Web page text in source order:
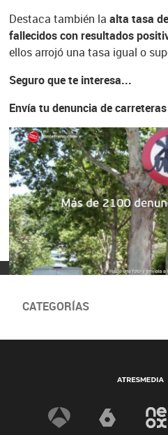
Destaca también la alta tasa
fallecidos con resultados
ellos arrojó una tasa igual o
Seguro que te interesa...
Envía tu denuncia de
Ponle Freno Madrid |
TAGS RELACIONADOS
DGT conductores
CATEGORÍAS